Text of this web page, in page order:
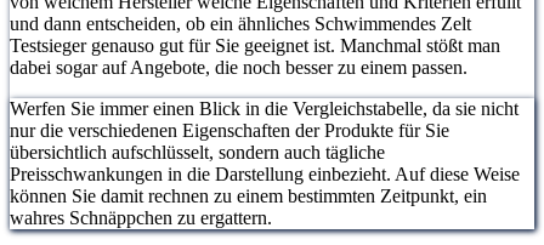
und dann entscheiden, ob ein ähnliches Schwimmendes Zelt
Testsieger genauso gut für Sie geeignet ist. Manchmal stößt man
dabei sogar auf Angebote, die noch besser zu einem passen.
Werfen Sie immer einen Blick in die Vergleichstabelle, da sie nicht
nur die verschiedenen Eigenschaften der Produkte für Sie
übersichtlich aufschlüsselt, sondern auch tägliche
Preisschwankungen in die Darstellung einbezieht. Auf diese Weise
können Sie damit rechnen zu einem bestimmten Zeitpunkt, ein
wahres Schnäppchen zu ergattern.